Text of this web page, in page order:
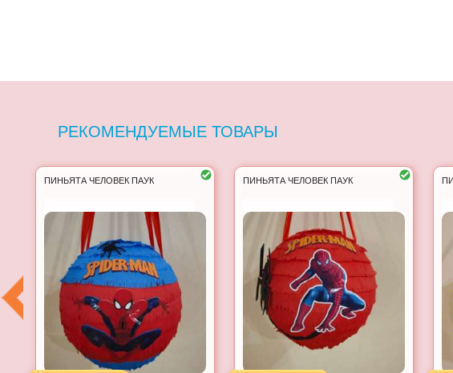
РЕКОМЕНДУЕМЫЕ ТОВАРЫ
ПИНЬЯТА ЧЕЛОВЕК ПАУК ПИНЬЯТА ЧЕЛОВЕК ПАУК